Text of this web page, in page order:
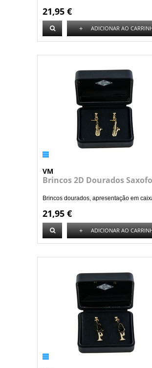
21,95 €
+ ADICIONAR AO
VM
Brincos 2D Dourados
Brincos dourados, apresentação em
21,95 €
+ ADICIONAR AO